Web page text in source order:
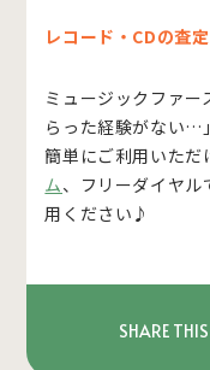
レコード・CDの査
ミュージックファー
らった経験がない…
簡単にご利用いただ
ム、フリーダイヤル
用ください♪
SHARE